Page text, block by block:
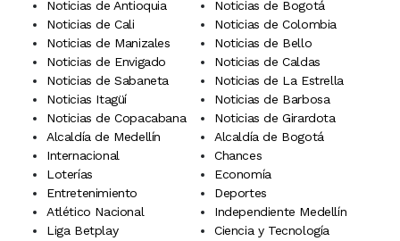
Noticias de Antioquia
Noticias de Bogotá
Noticias de Cali
Noticias de Colombia
Noticias de Manizales
Noticias de Bello
Noticias de Envigado
Noticias de Caldas
Noticias de Sabaneta
Noticias de La Estrella
Noticias Itagüí
Noticias de Barbosa
Noticias de Copacabana
Noticias de Girardota
Alcaldía de Medellín
Alcaldía de Bogotá
Internacional
Chances
Loterías
Economía
Entretenimiento
Deportes
Atlético Nacional
Independiente Medellín
Liga Betplay
Ciencia y Tecnología